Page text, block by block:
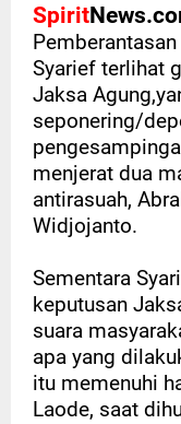
Spirit
Syarief terlihat
Jaksa
seponering/
menjerat dua
antirasuah,
Widjojanto.
Sementara
keputusan
suara
apa yang
itu memenuhi
Laode, saat